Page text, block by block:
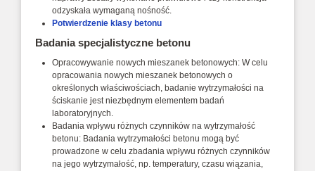
odzyskała wymaganą nośność.
Potwierdzenie klasy betonu
Badania specjalistyczne betonu
Opracowywanie nowych mieszanek betonowych: W celu
opracowania nowych mieszanek betonowych o
określonych właściwościach, badanie wytrzymałości na
ściskanie jest niezbędnym elementem badań
laboratoryjnych.
Badania wpływu różnych czynników na wytrzymałość
betonu: Badania wytrzymałości betonu mogą być
prowadzone w celu zbadania wpływu różnych czynników
na jego wytrzymałość, np. temperatury, czasu wiązania,